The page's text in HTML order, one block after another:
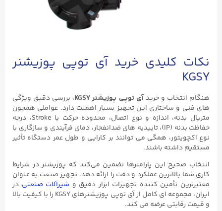
نکات کلیدی خرید آی توپی پوزیشنر
KGSY
هنگام انتخاب و خریدآی توپی پوزیشنر KGSY
، بررسی دقیق ویژگی‌
های فنی و ساختاری این تجهیز بسیار اهمیت دارد. عواملی همچون
متریال بدنه، اندازه و نوع اتصال، محدوده حرکت یا Stroke، درجه
حفاظت بدنه (IP)، تاییدیه‌ های ضدانفجار، دمای فرآیندی و سازگاری با
نوع اکچویتور، همگی می‌ توانند بر کارایی و طول عمر دستگاه تأثیر
مستقیم داشته باشند.
انتخاب صحیح این پارامترها تضمین می‌کند که پوزیشنر در شرایط
کاری شما بالاترین عملکرد و دقت را ارائه دهد. تجهیز صنعت به‌ عنوان
معتبرترین تأمین‌ کننده تجهیزات ابزار دقیق و شیرآلات صنعتی در
ایران، مجموعه‌ ای کامل از آی توپی پوزیشنرهای KGSY را با کیفیت بالا
و قیمت رقابتی عرضه می‌ کند.